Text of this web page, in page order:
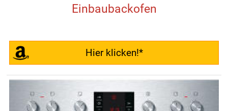
Einbaubackofen
Hier klicken!*